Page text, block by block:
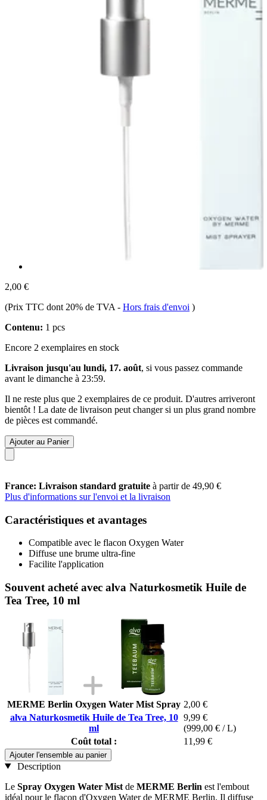
2,00 €
(Prix TTC dont 20% de TVA - Hors frais d'envoi )
Contenu: 1 pcs
Encore 2 exemplaires en stock
Livraison jusqu'au lundi, 17. août, si vous passez commande
avant le dimanche à 23:59.
Il ne reste plus que 2 exemplaires de ce produit. D'autres arriveront
bientôt ! La date de livraison peut changer si un plus grand nombre
de pièces est commandé.
Ajouter au Panier
France: Livraison standard gratuite à partir de 49,90 €
Plus d'informations sur l'envoi et la livraison
Caractéristiques et avantages
Compatible avec le flacon Oxygen Water
Diffuse une brume ultra-fine
Facilite l'application
Souvent acheté avec alva Naturkosmetik Huile de
Tea Tree, 10 ml
MERME Berlin Oxygen Water Mist Spray 2,00 €
alva Naturkosmetik Huile de Tea Tree, 10
ml
9,99 €
(999,00 € / L)
Coût total :
11,99 €
Ajouter l'ensemble au panier
Description
Le Spray Oxygen Water Mist de MERME Berlin est l'embout
idéal pour le flacon d'Oxygen Water de MERME Berlin. Il diffuse